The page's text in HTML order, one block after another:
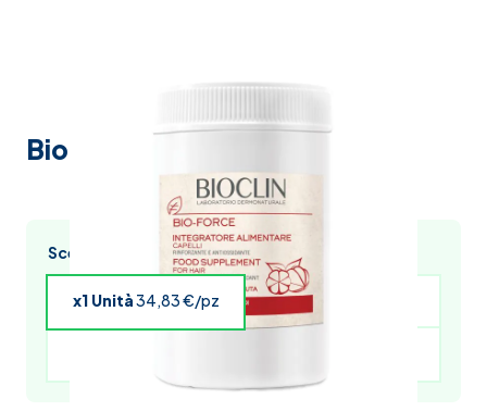
Bio force 60 compresse
Scegli l’acquisto multiplo e risparmia
x1 Unità34,83 €/pz x4 Unità